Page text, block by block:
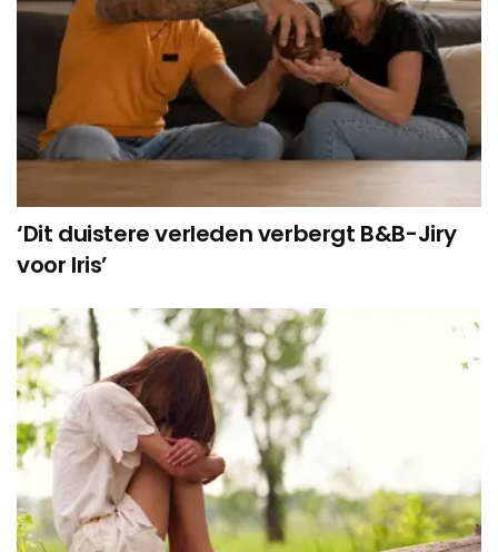
‘Dit duistere verleden verbergt B&B-Jiry
voor Iris’